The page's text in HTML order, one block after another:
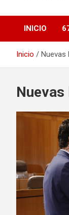
INICIO
Inicio Nuevas
Nuevas